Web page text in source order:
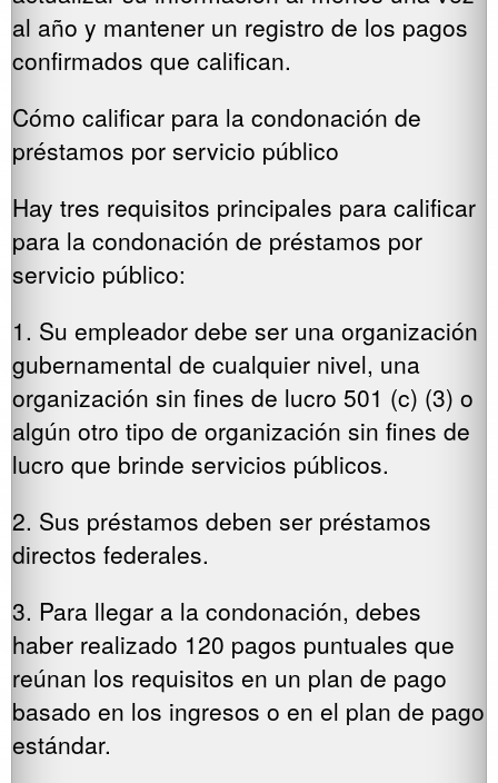
al año y mantener un registro de los pagos
confirmados que califican.
Cómo calificar para la condonación de
préstamos por servicio público
Hay tres requisitos principales para calificar
para la condonación de préstamos por
servicio público:
1. Su empleador debe ser una organización
gubernamental de cualquier nivel, una
organización sin fines de lucro 501 (c) (3) o
algún otro tipo de organización sin fines de
lucro que brinde servicios públicos.
2. Sus préstamos deben ser préstamos
directos federales.
3. Para llegar a la condonación, debes
haber realizado 120 pagos puntuales que
reúnan los requisitos en un plan de pago
basado en los ingresos o en el plan de pago
estándar.